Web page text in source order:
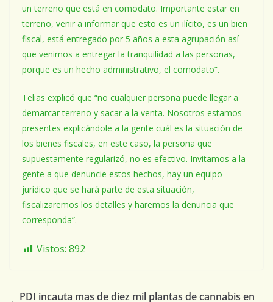
un terreno que está en comodato. Importante estar en
terreno, venir a informar que esto es un ilícito, es un bien
fiscal, está entregado por 5 años a esta agrupación así
que venimos a entregar la tranquilidad a las personas,
porque es un hecho administrativo, el comodato”.
Telias explicó que “no cualquier persona puede llegar a
demarcar terreno y sacar a la venta. Nosotros estamos
presentes explicándole a la gente cuál es la situación de
los bienes fiscales, en este caso, la persona que
supuestamente regularizó, no es efectivo. Invitamos a la
gente a que denuncie estos hechos, hay un equipo
jurídico que se hará parte de esta situación,
fiscalizaremos los detalles y haremos la denuncia que
corresponda”.
Vistos: 892
PDI incauta mas de diez mil plantas de cannabis en